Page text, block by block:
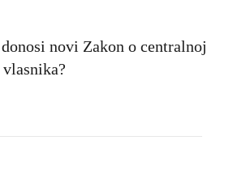
novi Zakon o centralnoj